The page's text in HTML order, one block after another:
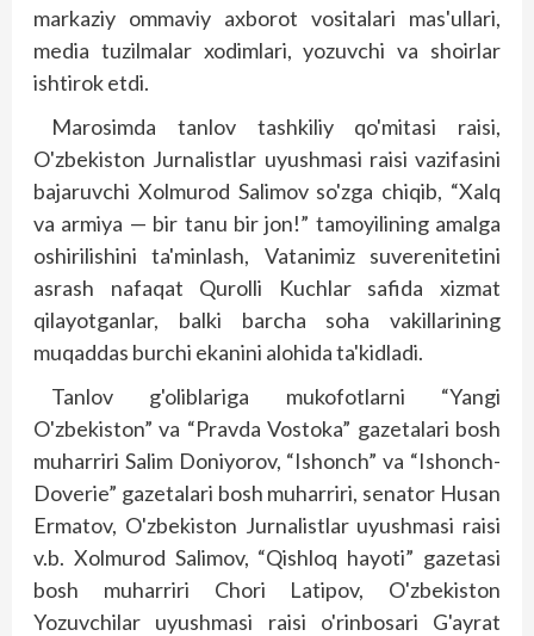
markaziy ommaviy axborot vositalari mas'ullari,
media tuzilmalar xodimlari, yozuvchi va shoirlar
ishtirok etdi.
Marosimda tanlov tashkiliy qo'mitasi raisi,
O'zbekiston Jurnalistlar uyushmasi raisi vazifasini
bajaruvchi Xolmurod Salimov so'zga chiqib, “Xalq
va armiya — bir tanu bir jon!” tamoyilining amalga
oshirilishini ta'minlash, Vatanimiz suverenitetini
asrash nafaqat Qurolli Kuchlar safida xizmat
qilayotganlar, balki barcha soha vakillarining
muqaddas burchi ekanini alohida ta'kidladi.
Tanlov g'oliblariga mukofotlarni “Yangi
O'zbekiston” va “Pravda Vostoka” gazetalari bosh
muharriri Salim Doniyorov, “Ishonch” va “Ishonch-
Doverie” gazetalari bosh muharriri, senator Husan
Ermatov, O'zbekiston Jurnalistlar uyushmasi raisi
v.b. Xolmurod Salimov, “Qishloq hayoti” gazetasi
bosh muharriri Chori Latipov, O'zbekiston
Yozuvchilar uyushmasi raisi o'rinbosari G'ayrat